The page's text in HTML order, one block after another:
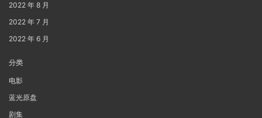
2022 年 8 月
2022 年 7 月
2022 年 6 月
分类
电影
蓝光原盘
剧集